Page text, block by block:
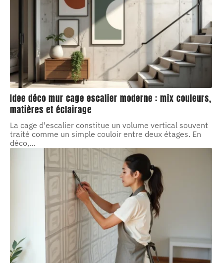
Idee déco mur cage escalier moderne : mix couleurs,
matières et éclairage
La cage d'escalier constitue un volume vertical souvent
traité comme un simple couloir entre deux étages. En
déco,…